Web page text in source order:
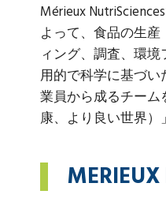
Mérieux
よって、食品の生
ィング、調査、環
用的で科学に基づ
業員から成るチーム
康、より良い世界）